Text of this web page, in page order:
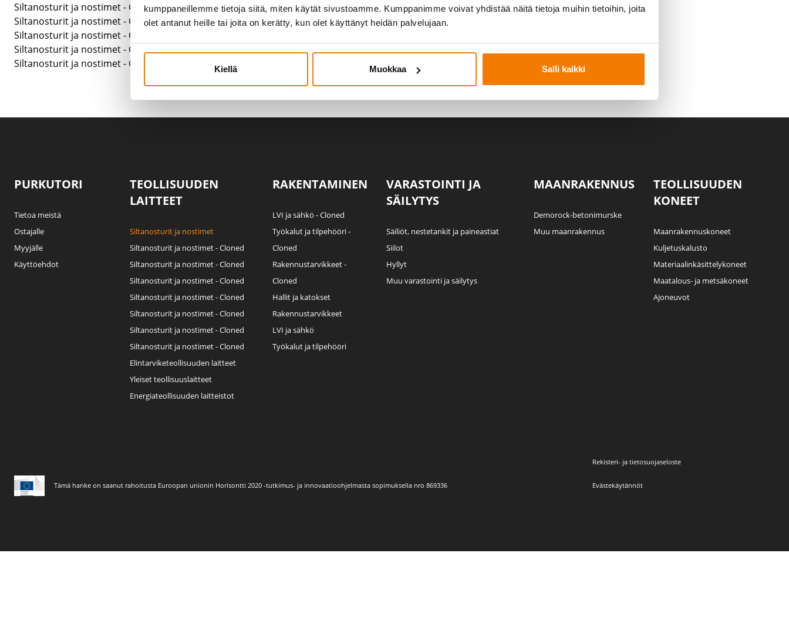
kumppaneillemme tietoja siitä, miten käytät sivustoamme. Kumppanimme voivat yhdistää näitä tietoja muihin tietoihin, joita
olet antanut heille tai joita on kerätty, kun olet käyttänyt heidän palvelujaan.
Kiellä Muokkaa Salli kaikki
Siltanosturit ja nostimet - Cloned(0)
Siltanosturit ja nostimet - Cloned (0)
Siltanosturit ja nostimet - Cloned
Siltanosturit ja nostimet - Cloned(1)
Siltanosturit ja nostimet - Cloned
PURKUTORI
Tietoa meistä
Ostajalle
Myyjälle
Käyttöehdot
TEOLLISUUDEN
LAITTEET
Siltanosturit ja nostimet
Siltanosturit ja nostimet - Cloned
Siltanosturit ja nostimet - Cloned
Siltanosturit ja nostimet - Cloned
Siltanosturit ja nostimet - Cloned
Siltanosturit ja nostimet - Cloned
Siltanosturit ja nostimet - Cloned
Siltanosturit ja nostimet - Cloned
Elintarviketeollisuuden laitteet
Yleiset teollisuuslaitteet
Energiateollisuuden laitteistot
RAKENTAMINEN
LVI ja sähkö - Cloned
Työkalut ja tilpehööri -
Cloned
Rakennustarvikkeet -
Cloned
Hallit ja katokset
Rakennustarvikkeet
LVI ja sähkö
Työkalut ja tilpehööri
VARASTOINTI JA
SÄILYTYS
Säiliöt, nestetankit ja paineastiat
Siilot
Hyllyt
Muu varastointi ja säilytys
MAANRAKENNUS
Demorock-betonimurske
Muu maanrakennus
TEOLLISUUDEN
KONEET
Maanrakennuskoneet
Kuljetuskalusto
Materiaalinkäsittelykoneet
Maatalous- ja metsäkoneet
Ajoneuvot
Tämä hanke on saanut rahoitusta Euroopan unionin Horisontti 2020 -tutkimus- ja innovaatioohjelmasta sopimuksella nro 869336
Rekisteri- ja tietosuojaseloste
Evästekäytännöt